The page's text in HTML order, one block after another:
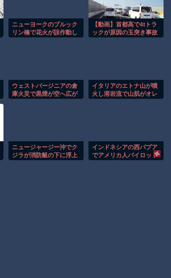
ニューヨークのブルック
リン橋で花火が誤作動し
【動画】首都高で4tトラ
ックが原因の玉突き事故
ウェストバージニアの倉
庫火災で黒煙が空へ広が
イタリアのエトナ山が噴
火し溶岩流で山肌がオレ
ニュージャージー沖でク
ジラが消防艇の下に浮上
インドネシアの西パプア
でアメリカ人パイロット